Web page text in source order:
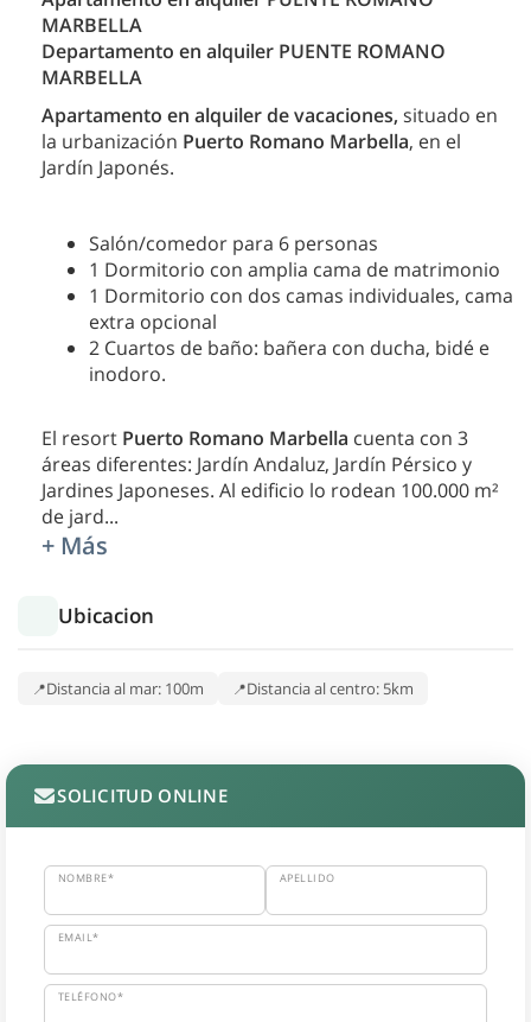
MARBELLA
Departamento en alquiler PUENTE ROMANO
MARBELLA
Apartamento en alquiler de vacaciones, situado en
la urbanización Puerto Romano Marbella, en el
Jardín Japonés.
Salón/comedor para 6 personas
1 Dormitorio con amplia cama de matrimonio
1 Dormitorio con dos camas individuales, cama
extra opcional
2 Cuartos de baño: bañera con ducha, bidé e
inodoro.
El resort Puerto Romano Marbella cuenta con 3
áreas diferentes: Jardín Andaluz, Jardín Pérsico y
Jardines Japoneses. Al edificio lo rodean 100.000 m²
de jard...
+ Más
Ubicacion
Distancia al mar: 100m Distancia al centro: 5km
SOLICITUD ONLINE
NOMBRE* APELLIDO
EMAIL*
TELÉFONO*